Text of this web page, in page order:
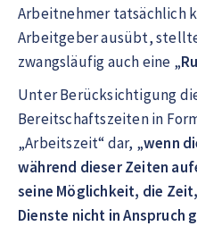
Arbeitnehmer tatsächlich
Arbeitgeber ausübt,
zwangsläufig auch eine „
Unter Berücksichtigung
Bereitschaftszeiten in
„Arbeitszeit“ dar, „wenn
während dieser Zeiten
seine Möglichkeit, die
Dienste nicht in Anspruch